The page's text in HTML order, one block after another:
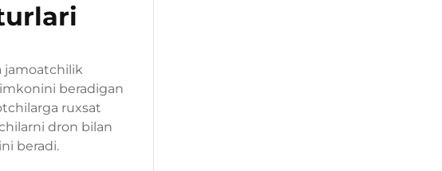
jamoatchilik
beradigan
ruxsat
dron bilan
beradi.